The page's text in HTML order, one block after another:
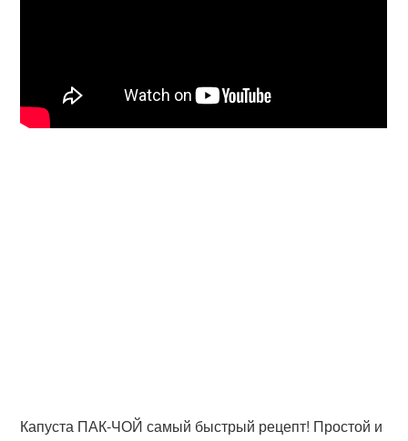
Капуста ПАК-ЧОЙ самый быстрый рецепт! Простой и